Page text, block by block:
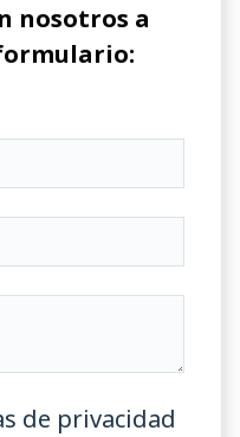
nosotros a
de privacidad